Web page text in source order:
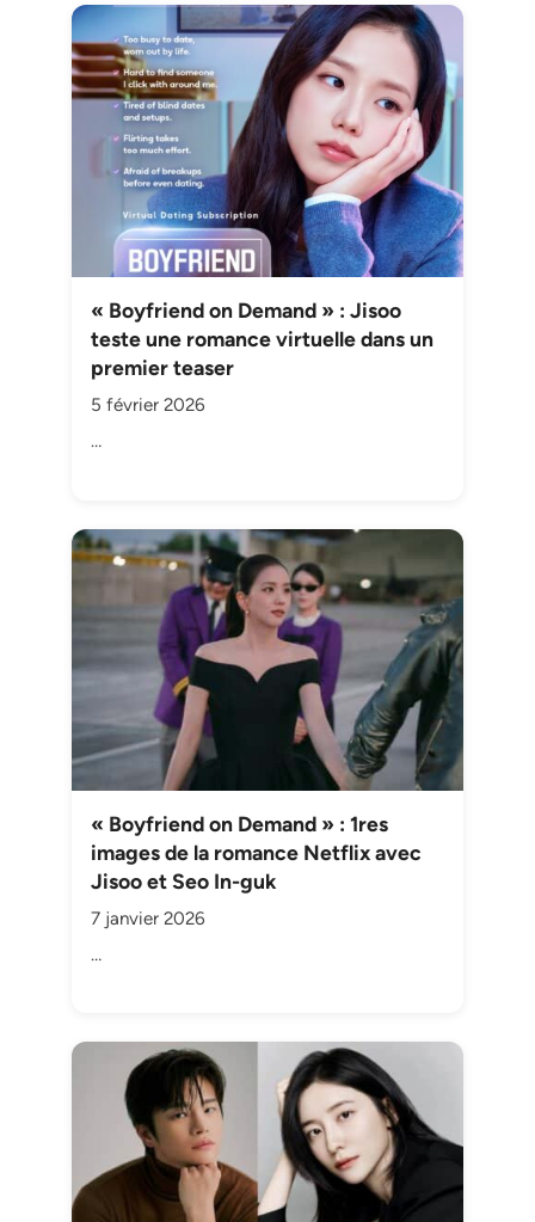
« Boyfriend on Demand » : Jisoo
teste une romance virtuelle dans un
premier teaser
5 février 2026
…
« Boyfriend on Demand » : 1res
images de la romance Netflix avec
Jisoo et Seo In-guk
7 janvier 2026
…